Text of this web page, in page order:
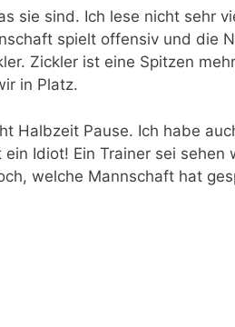
sie sind. Ich lese nicht sehr
spielt offensiv und die
Zickler ist eine Spitzen
in Platz.
Pause. Ich habe
Idiot! Ein Trainer sei
welche Mannschaft hat